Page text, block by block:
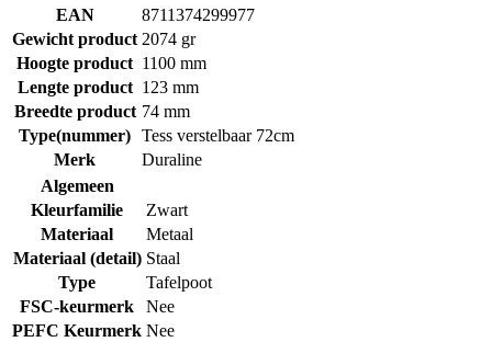
EAN
8711374299977
Gewicht product 2074 gr
Hoogte product 1100 mm
Lengte product 123 mm
Breedte product 74 mm
Type(nummer) Tess verstelbaar 72cm
Merk
Duraline
Algemeen
Kleurfamilie
Zwart
Materiaal
Metaal
Materiaal (detail) Staal
Type
Tafelpoot
FSC-keurmerk
Nee
PEFC Keurmerk Nee